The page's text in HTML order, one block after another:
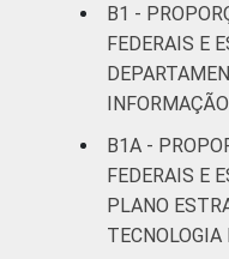
B1 -
FEDERAIS E
INFORMAÇÃO
B1A -
FEDERAIS E
PLANO